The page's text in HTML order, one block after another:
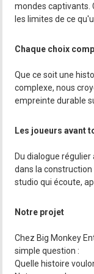
mondes captivants.
les limites de ce
Chaque choix
Que ce soit une
complexe, nous
empreinte durable
Les joueurs avant
Du dialogue
dans la
studio qui écoute,
Notre projet
Chez Big Monkey
simple question :
Quelle histoire